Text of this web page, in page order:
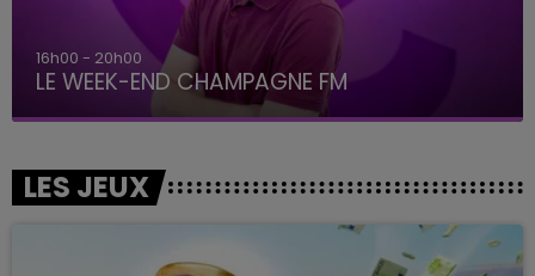
16h00 - 20h00
LE WEEK-END CHAMPAGNE FM
LES JEUX